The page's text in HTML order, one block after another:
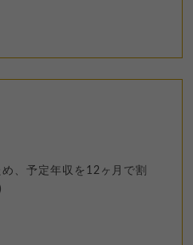
、予定年収を12ヶ月で割